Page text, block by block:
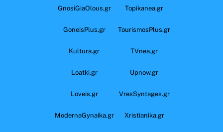
GnosiGiaOlous.gr Topikanea.gr
GoneisPlus.gr TourismosPlus.gr
Kultura.gr TVnea.gr
Loatki.gr Upnow.gr
Loveis.gr VresSyntages.gr
ModernaGynaika.gr Xristianika.gr